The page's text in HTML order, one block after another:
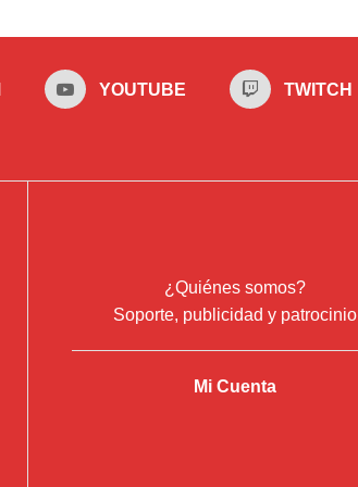
YOUTUBE TWITCH
¿Quiénes somos?
Soporte, publicidad y patrocinio
Mi Cuenta